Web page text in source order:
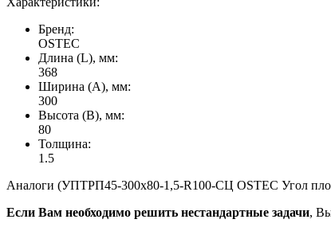
Бренд:
OSTEC
Длина (L), мм:
368
Ширина (А), мм:
300
Высота (В), мм:
80
Толщина:
1.5
Аналоги (УПТРП45-300х80-1,5-R100-СЦ OSTEC Угол
Если Вам необходимо решить нестандартные задачи,